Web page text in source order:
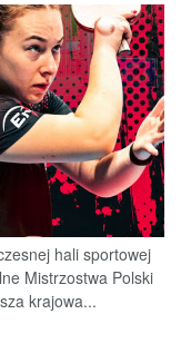
hali sportowej
Mistrzostwa Polski
krajowa...